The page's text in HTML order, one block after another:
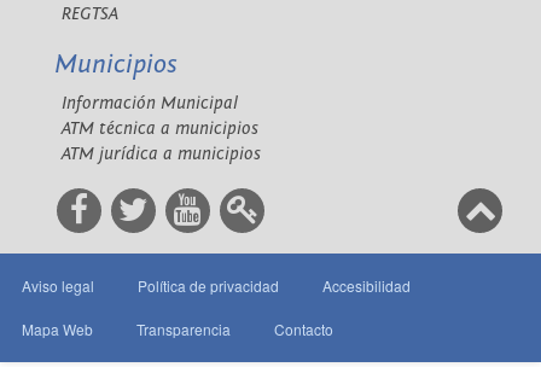
REGTSA
Municipios
Información Municipal
ATM técnica a municipios
ATM jurídica a municipios
Aviso legal Política de privacidad Accesibilidad
Mapa Web Transparencia Contacto